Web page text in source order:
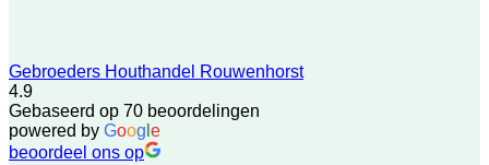
Gebroeders Houthandel Rouwenhorst
4.9
Gebaseerd op 70 beoordelingen
powered by Goog e
beoordeel ons op